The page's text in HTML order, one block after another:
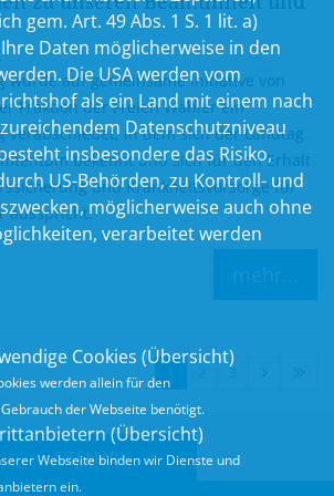
wurde auf gemeinsame Initiative von
Fraktion der Freien Wähler ein
verabschiedet, in dem sich der Landtag
bekennt und sich für den Erhalt
und Krankheitsvorsorge für
ausspricht.
mehr...
1 2 3
SITEMAP
gem. Art. 49 Abs. 1 S. 1 lit. a)
Ihre Daten möglicherweise in den
Die USA werden vom
als ein Land mit einem nach
Datenschutzniveau
insbesondere das Risiko,
US-Behörden, zu Kontroll- und
möglicherweise auch ohne
verarbeitet werden
Cookies (Übersicht)
werden allein für den
der Webseite benötigt.
(Übersicht)
Webseite binden wir Dienste und
ein.